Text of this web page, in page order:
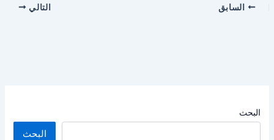
البحث
البحث
السابق التالي